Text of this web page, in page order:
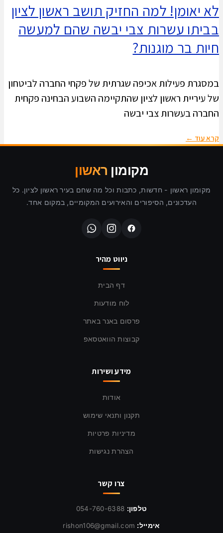
לא יאומן! למה החזיק תושב ראשון לציון
בביתו עשרות צבי יבשה שהם למעשה
חיות בר מוגנות?
במסגרת פעילות אכיפה שגרתית של פקחי החברה לביטחון
של עיריית ראשון לציון שהתקיימה השבוע הבחינה פקחית
החברה בעשרות צבי יבשה
קרא עוד ←
מקומון ראשון
מקומון ראשון - חדשות, כתבות וכל מה שחם בעיר ראשון לציון. כל
העדכונים, הסיפורים והאירועים המקומיים, במקום אחד.
ניווט מהיר
דף הבית
לוח מודעות
פרסום באנר באתר
קבוצות הוואטסאפ
מידע ושירות
אודות
תקנון ותנאי שימוש
מדיניות פרטיות
הצהרת נגישות
צרו קשר
טלפון: 054-760-6388
אימייל: rishon106@gmail.com